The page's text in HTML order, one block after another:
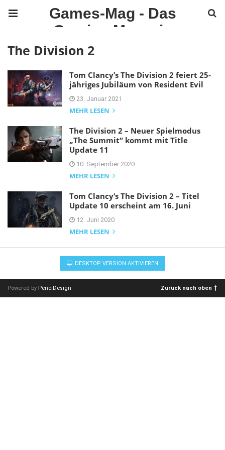
Games-Mag - Das
Gaming Magazin
The Division 2
Tom Clancy’s The Division 2 feiert 25-
jähriges Jubiläum von Resident Evil
23. Januar 2021
MEHR LESEN
The Division 2 – Neuer Spielmodus
„The Summit“ kommt mit Title
Update 11
10. September 2020
MEHR LESEN
Tom Clancy‘s The Division 2 – Titel
Update 10 erscheint am 16. Juni
12. Juni 2020
MEHR LESEN
DESKTOP VERSION AKTIVIEREN
Powered by PenciDesign Zurück nach oben